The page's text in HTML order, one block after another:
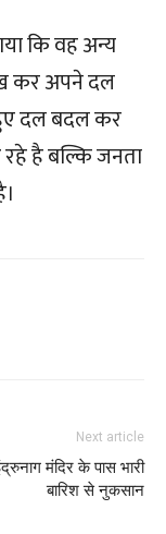
कि वह अन्य
कर अपने दल
दल बदल कर
है बल्कि जनता
Next article
मंदिर के पास भारी
बारिश से नुकसान